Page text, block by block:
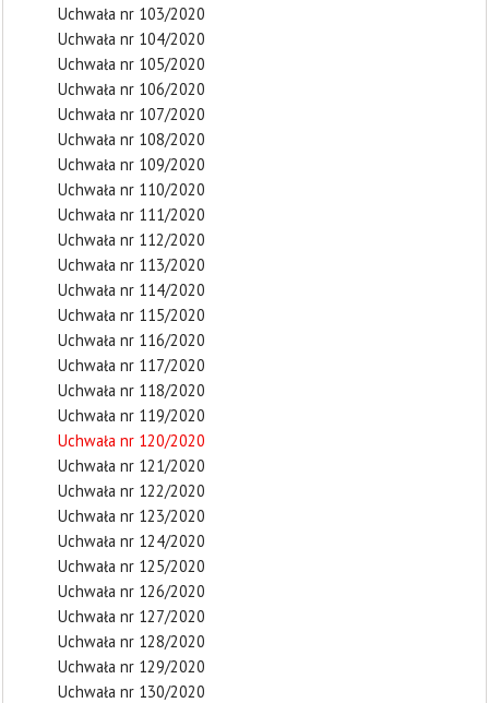
Uchwała nr 103/2020
Uchwała nr 104/2020
Uchwała nr 105/2020
Uchwała nr 106/2020
Uchwała nr 107/2020
Uchwała nr 108/2020
Uchwała nr 109/2020
Uchwała nr 110/2020
Uchwała nr 111/2020
Uchwała nr 112/2020
Uchwała nr 113/2020
Uchwała nr 114/2020
Uchwała nr 115/2020
Uchwała nr 116/2020
Uchwała nr 117/2020
Uchwała nr 118/2020
Uchwała nr 119/2020
Uchwała nr 120/2020
Uchwała nr 121/2020
Uchwała nr 122/2020
Uchwała nr 123/2020
Uchwała nr 124/2020
Uchwała nr 125/2020
Uchwała nr 126/2020
Uchwała nr 127/2020
Uchwała nr 128/2020
Uchwała nr 129/2020
Uchwała nr 130/2020